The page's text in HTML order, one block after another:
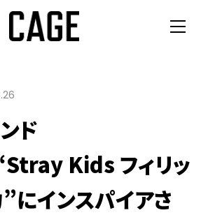
ド
“Stray Kids フィリッ
にインスパイアさ